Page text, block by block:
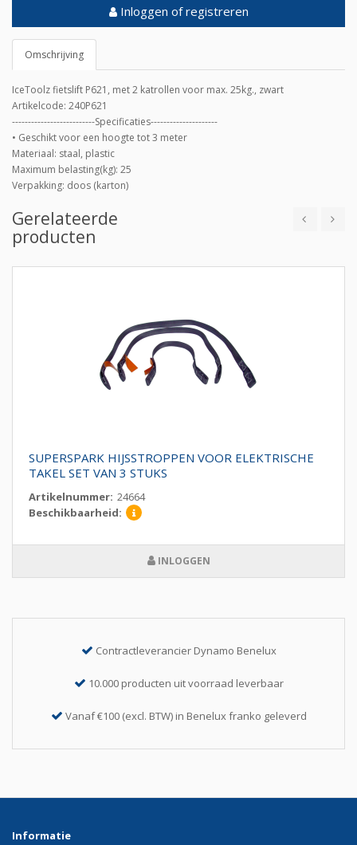
Omschrijving
IceToolz fietslift P621, met 2 katrollen voor max. 25kg., zwart
Artikelcode: 240P621
--------------------------Specificaties---------------------
• Geschikt voor een hoogte tot 3 meter
Materiaal: staal, plastic
Maximum belasting(kg): 25
Verpakking: doos (karton)
Inloggen of registreren
Gerelateerde
producten
SUPERSPARK HIJSSTROPPEN VOOR ELEKTRISCHE
TAKEL SET VAN 3 STUKS
Artikelnummer: 24664
Beschikbaarheid:
INLOGGEN
Contractleverancier Dynamo Benelux
10.000 producten uit voorraad leverbaar
Vanaf €100 (excl. BTW) in Benelux franko geleverd
Informatie